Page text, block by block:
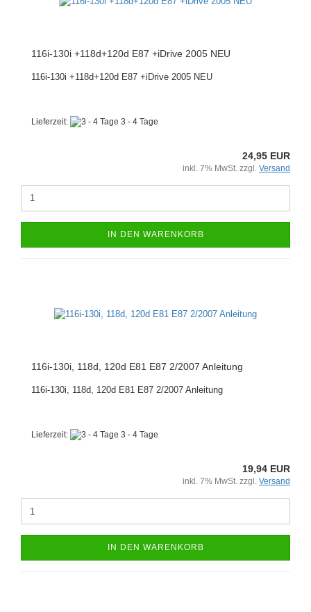
116i-130i +118d+120d E87 +iDrive 2005 NEU
116i-130i +118d+120d E87 +iDrive 2005 NEU
Lieferzeit: 3 - 4 Tage
24,95 EUR
inkl. 7% MwSt. zzgl. Versand
IN DEN WARENKORB
116i-130i, 118d, 120d E81 E87 2/2007 Anleitung
116i-130i, 118d, 120d E81 E87 2/2007 Anleitung
Lieferzeit: 3 - 4 Tage
19,94 EUR
inkl. 7% MwSt. zzgl. Versand
IN DEN WARENKORB